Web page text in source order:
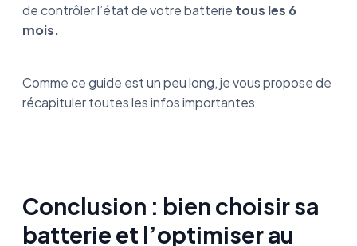
de contrôler l’état de votre batterie tous les 6
mois.
Comme ce guide est un peu long, je vous propose de
récapituler toutes les infos importantes.
Conclusion : bien choisir sa
batterie et l’optimiser au